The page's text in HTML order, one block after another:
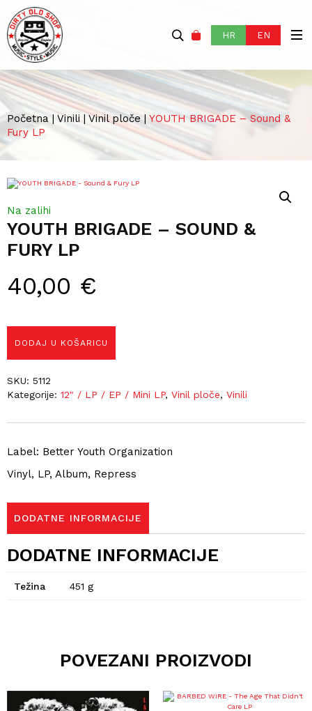
HR EN
Početna | Vinili | Vinil ploče| YOUTH BRIGADE – Sound &
Fury LP
YOUTH BRIGADE – SOUND &
FURY LP
40,00 €
Label: Better Youth Organization
Vinyl, LP, Album, Repress
Na zalihi
DODAJ U KOŠARICU
SKU: 5112
Kategorije: 12" / LP / EP / Mini LP, Vinil ploče, Vinili
DODATNE INFORMACIJE
DODATNE INFORMACIJE
Težina 451 g
POVEZANI PROIZVODI